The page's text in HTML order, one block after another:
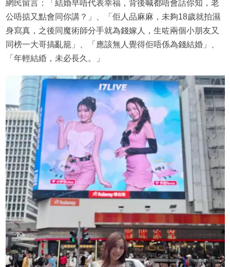
網民留言：「結婚早唔代表幸福，背後喊都唔會話你知，老
公唔掂又點會同你講？」、「佢人品麻麻，未夠18歲就拍濕
身寫真，之後同魔術師分手就為錢嫁人，生咗兩個小朋友又
同榜一大哥搞亂籠」、「應該無人覺得佢唔係為錢結婚」、
「年輕結緍，未必長久。」